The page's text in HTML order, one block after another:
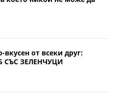
вкусен от всеки друг:
СЪС ЗЕЛЕНЧУЦИ